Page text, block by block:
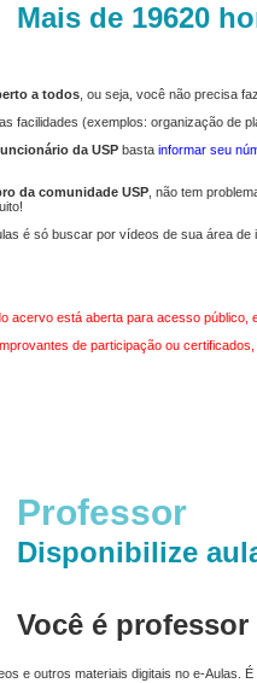
Mais de 19620
a todos , ou seja, você não precisa
facilidades (exemplos: organização de
da USP basta informar seu
da comunidade USP , não tem
é só buscar por vídeos de sua área de
acervo está aberta para acesso
de participação ou
Professor
Disponibilize
Você é professor
e outros materiais digitais no e-Aulas. É